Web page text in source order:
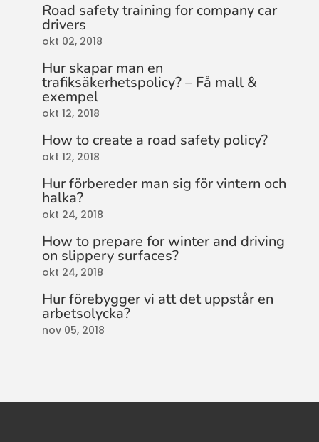
Road safety training for company car
drivers
okt 02, 2018
Hur skapar man en
trafiksäkerhetspolicy? – Få mall &
exempel
okt 12, 2018
How to create a road safety policy?
okt 12, 2018
Hur förbereder man sig för vintern och
halka?
okt 24, 2018
How to prepare for winter and driving
on slippery surfaces?
okt 24, 2018
Hur förebygger vi att det uppstår en
arbetsolycka?
nov 05, 2018